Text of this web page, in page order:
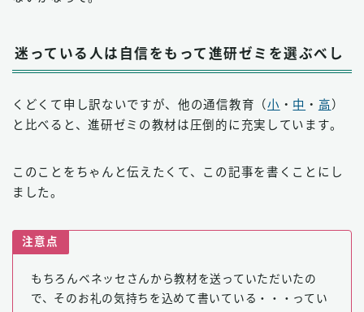
迷っている人は自信をもって進研ゼミを選ぶべし
くどくて申し訳ないですが、他の通信教育（小 ・ 中 ・ 高 ）
と比べると、進研ゼミの教材は圧倒的に充実しています。
このことをちゃんと伝えたくて、この記事を書くことにし
ました。
注意点
もちろんベネッセさんから教材を送っていただいたの
で、そのお礼の気持ちを込めて書いている・・・ってい